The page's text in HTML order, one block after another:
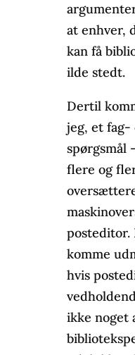
at enhver,
kan få
ilde stedt.
Dertil
jeg, et fag-
spørgsmål
flere og
posteditor.
komme
hvis
ikke noget